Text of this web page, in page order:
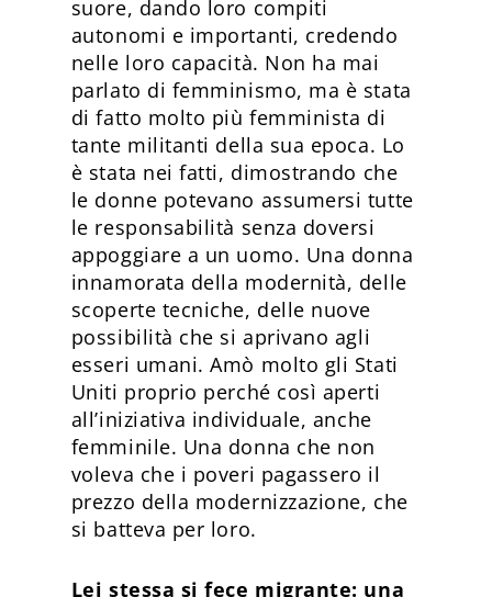
suore, dando loro compiti
autonomi e importanti, credendo
nelle loro capacità. Non ha mai
parlato di femminismo, ma è stata
di fatto molto più femminista di
tante militanti della sua epoca. Lo
è stata nei fatti, dimostrando che
le donne potevano assumersi tutte
le responsabilità senza doversi
appoggiare a un uomo. Una donna
innamorata della modernità, delle
scoperte tecniche, delle nuove
possibilità che si aprivano agli
esseri umani. Amò molto gli Stati
Uniti proprio perché così aperti
all’iniziativa individuale, anche
femminile. Una donna che non
voleva che i poveri pagassero il
prezzo della modernizzazione, che
si batteva per loro.
Lei stessa si fece migrante: una